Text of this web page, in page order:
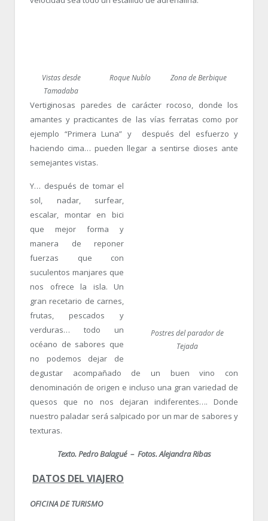
Vistas desde
Tamadaba
Roque Nublo Zona de Berbique
Vertiginosas paredes de carácter rocoso, donde los
amantes y practicantes de las vías ferratas como por
ejemplo “Primera Luna” y después del esfuerzo y
haciendo cima… pueden llegar a sentirse dioses ante
semejantes vistas.
Postres del parador de
Tejada
Y… después de tomar el
sol, nadar, surfear,
escalar, montar en bici
que mejor forma y
manera de reponer
fuerzas que con
suculentos manjares que
nos ofrece la isla. Un
gran recetario de carnes,
frutas, pescados y
verduras… todo un
océano de sabores que
no podemos dejar de
degustar acompañado de un buen vino con
denominación de origen e incluso una gran variedad de
quesos que no nos dejaran indiferentes…. Donde
nuestro paladar será salpicado por un mar de sabores y
texturas.
Texto. Pedro Balagué – Fotos. Alejandra Ribas
DATOS DEL VIAJERO
OFICINA DE TURISMO